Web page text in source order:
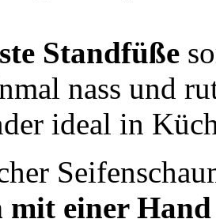
Standfüße
nass und
ideal in
einer Hand